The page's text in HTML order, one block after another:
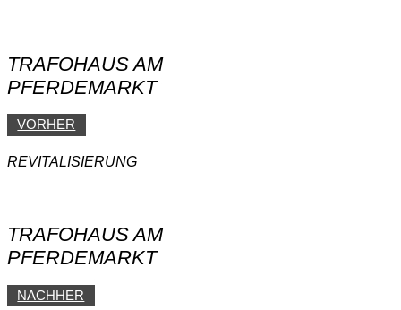
TRAFOHAUS AM
PFERDEMARKT
VORHER
REVITALISIERUNG
TRAFOHAUS AM
PFERDEMARKT
NACHHER